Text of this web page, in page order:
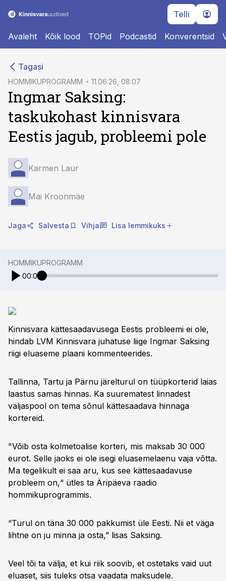
Telli
Avaleht Kõik lood TOPid Podcastid Konverentsid
Tagasi
HOMMIKUPROGRAMM 11.06.26, 08:07
Ingmar Saksing:
taskukohast kinnisvara
Eestis jagub, probleemi pole
Karmen Laur
Mai Kroonmäe
Jaga Salvesta Vihja Lisa lemmikuks
HOMMIKUPROGRAMM
00:00
Kinnisvara kättesaadavusega Eestis probleemi ei ole,
hindab LVM Kinnisvara juhatuse liige Ingmar Saksing
riigi eluaseme plaani kommenteerides.
Tallinna, Tartu ja Pärnu järelturul on tüüpkorterid laias
laastus samas hinnas. Ka suurematest linnadest
väljaspool on tema sõnul kättesaadava hinnaga
kortereid.
"Võib osta kolmetoalise korteri, mis maksab 30 000
eurot. Selle jaoks ei ole isegi eluasemelaenu vaja võtta.
Ma tegelikult ei saa aru, kus see kättesaadavuse
probleem on,“ ütles ta Äripäeva raadio
hommikuprogrammis.
“Turul on täna 30 000 pakkumist üle Eesti. Nii et väga
lihtne on ju minna ja osta,” lisas Saksing.
Veel tõi ta välja, et kui riik soovib, et ostetaks vaid uut
eluaset, siis tuleks otsa vaadata maksudele.